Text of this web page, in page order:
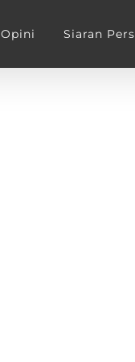
Opini Siaran Pers